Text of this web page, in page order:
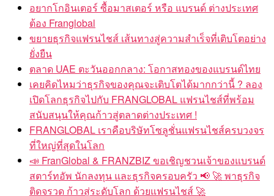
อยากโกอินเตอร์ ซื้อมาสเตอร์ หรือ แบรนด์ ต่างประเทศ
ต้อง Franglobal
ขยายธุรกิจแฟรนไชส์ เส้นทางสู่ความสำเร็จที่เติบโตอย่าง
ยั่งยืน
ตลาด UAE ตะวันออกกลาง: โอกาสทองของแบรนด์ไทย
เคยคิดไหมว่าธุรกิจของคุณจะเติบโตได้มากกว่านี้ ? ลอง
เปิดโลกธุรกิจไปกับ FRANGLOBAL แฟรนไชส์ที่พร้อม
สนับสนุนให้คุณก้าวสู่ตลาดต่างประเทศ !
FRANGLOBAL เราคือบริษัทโซลูชั่นแฟรนไชส์ครบวงจร
ที่ใหญ่ที่สุดในโลก
📣 FranGlobal & FRANZBIZ ขอเชิญชวนเจ้าของแบรนด์
สตาร์ทอัพ นักลงทุน และธุรกิจครอบครัว 📢 🚀 พาธุรกิจ
ติดจรวด ก้าวสู่ระดับโลก ด้วยแฟรนไชส์ 🚀